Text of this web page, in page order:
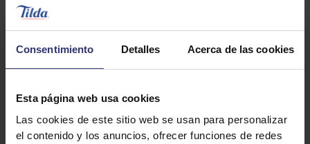
Consentimiento Detalles Acerca de las cookies
Esta página web usa cookies
Las cookies de este sitio web se usan para personalizar
el contenido y los anuncios, ofrecer funciones de redes
star
review